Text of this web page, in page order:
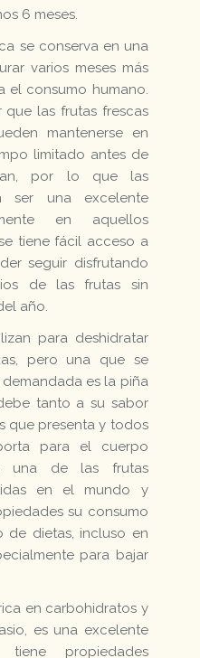
6 meses.
se conserva en una
varios meses más
el consumo humano.
que las frutas frescas
mantenerse en
limitado antes de
por lo que las
ser una excelente
en aquellos
tiene fácil acceso a
seguir disfrutando
de las frutas sin
año.
para deshidratar
pero una que se
es la piña
tanto a su sabor
que presenta y todos
para el cuerpo
una de las frutas
en el mundo y
su consumo
dietas, incluso en
para bajar
en carbohidratos y
es una excelente
propiedades